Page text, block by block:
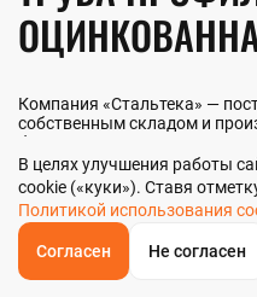
ОБРАТНЫЙЗВОНОК
Компания «Стальтека» —
собственным складом и
более 130 видов
металлоизделий — черный,
любых типоразмеров. Мы
оцинкованную как оптом, так
наличия или под заказ.
входного анализа до отгрузки.
Главная
В целях улучшения работы
cookie («куки»). Ставя
Политикой использования
Согласен Не согласен